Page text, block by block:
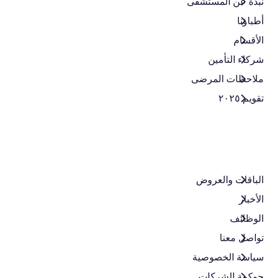
أطباؤنا
الأقسام
شركاء التأمين
ملاحظات المرضى
تقويم ٢٠٢٥
الباقات والعروض​
الأخبار
الوظائف
تواصل معنا
سياسة الخصوصية